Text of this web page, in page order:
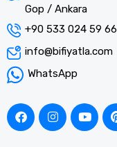
Gop / Ankara
+90 533 024 59 66
info@bifiyatla.com
WhatsApp